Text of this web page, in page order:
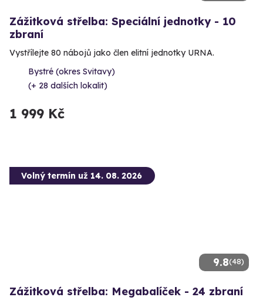
Zážitková střelba: Speciální jednotky - 10
zbraní
Vystřílejte 80 nábojů jako člen elitní jednotky URNA.
Bystré (okres Svitavy)
(+ 28 dalších lokalit)
1 999 Kč
9.8(48)
Volný termín už 14. 08. 2026
Zážitková střelba: Megabalíček - 24 zbraní